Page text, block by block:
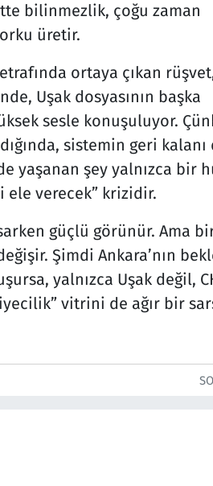
bilinmezlik, çoğu zaman
üretir.
ortaya çıkan
Uşak dosyasının başka
sesle konuşuluyor.
sistemin geri kalanı
yaşanan şey yalnızca bir
ele verecek” krizidir.
güçlü görünür. Ama
Şimdi Ankara’nın
yalnızca Uşak değil,
vitrini de ağır bir